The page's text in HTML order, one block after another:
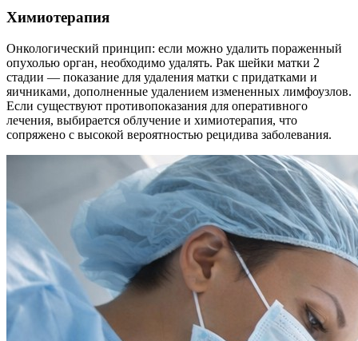
Химиотерапия
Онкологический принцип: если можно удалить пораженный
опухолью орган, необходимо удалять. Рак шейки матки 2
стадии — показание для удаления матки с придатками и
яичниками, дополненные удалением измененных лимфоузлов.
Если существуют противопоказания для оперативного
лечения, выбирается облучение и химиотерапия, что
сопряжено с высокой вероятностью рецидива заболевания.